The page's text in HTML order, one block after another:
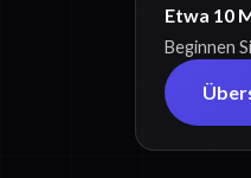
Etwa 10
Beginnen